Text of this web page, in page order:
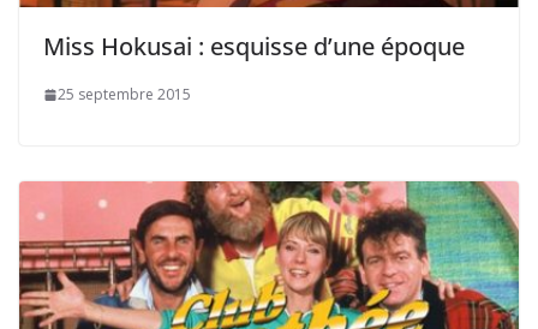
Miss Hokusai : esquisse d’une époque
25 septembre 2015